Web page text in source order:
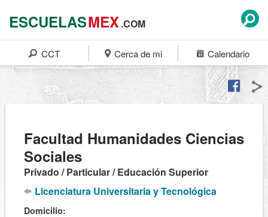
ESCUELASMEX.COM
CCT Cerca de mi Calendario
Facultad Humanidades Ciencias
Sociales
Privado / Particular / Educación Superior
Licenciatura Universitaria y Tecnológica
Domicilio: